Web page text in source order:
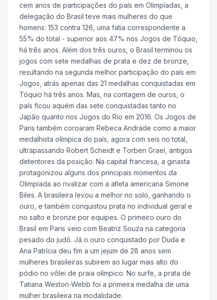
cem anos de participações do país em Olimpíadas, a
delegação do Brasil teve mais mulheres do que
homens: 153 contra 126, uma fatia correspondente a
55% do total - superior aos 47% nos Jogos de Tóquio,
há três anos. Além dos três ouros, o Brasil terminou os
jogos com sete medalhas de prata e dez de bronze,
resultando na segunda melhor participação do país em
Jogos, atrás apenas das 21 medalhas conquistadas em
Tóquio há três anos. Mas, na contagem de ouros, o
país ficou aquém das sete conquistadas tanto no
Japão quanto nos Jogos do Rio em 2016. Os Jogos de
Paris também coroaram Rebeca Andrade como a maior
medalhista olímpica do país, agora com seis no total,
ultrapassando Robert Scheidt e Torben Grael, antigos
detentores da posição. Na capital francesa, a ginasta
protagonizou alguns dos principais momentos da
Olimpíada ao rivalizar com a atleta americana Simone
Biles. A brasileira levou a melhor no solo, ganhando o
ouro, e também conquistou prata no individual geral e
no salto e bronze por equipes. O primeiro ouro do
Brasil em Paris veio com Beatriz Souza na categoria
pesado do judô. Já o ouro conquistado por Duda e
Ana Patrícia deu fim a um jejum de 28 anos sem
mulheres brasileiras subirem ao lugar mais alto do
pódio no vôlei de praia olímpico. No surfe, a prata de
Tatiana Weston-Webb foi a primeira medalha de uma
mulher brasileira na modalidade.